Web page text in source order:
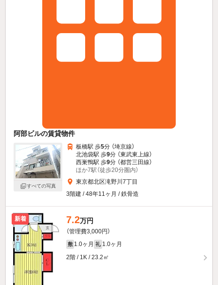
阿部ビルの賃貸物件
すべての写真
板橋駅 歩5分 （埼京線）
北池袋駅 歩9分 （東武東上線）
西巣鴨駅 歩9分 （都営三田線）
ほか7駅（徒歩20分圏内）
東京都北区滝野川7丁目
3階建 / 48年11ヶ月 / 鉄骨造
新着 7.2万円
（管理費3,000円）
敷 1.0ヶ月 礼 1.0ヶ月
2階 / 1K / 23.2㎡